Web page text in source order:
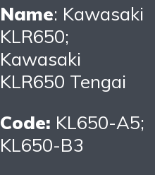
Name: Kawasaki
KLR650;
Kawasaki
KLR650 Tengai
Code: KL650-A5;
KL650-B3